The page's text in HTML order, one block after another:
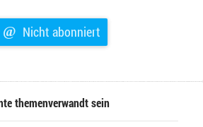
@ Nicht abonniert
themenverwandt sein